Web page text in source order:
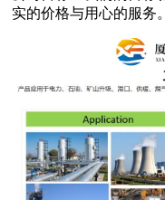
实的价格与用心的服务。